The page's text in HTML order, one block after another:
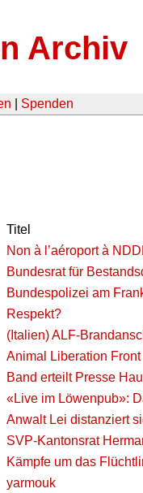
Archiv
Spenden
Titel
Non à l’aéroport à
Bundesrat für
Bundespolizei am
Respekt?
(Italien) ALF-
Animal Liberation Front
Band erteilt Presse
«Live im Löwenpub»:
Anwalt Lei distanziert
SVP-Kantonsrat
Kämpfe um das
yarmouk